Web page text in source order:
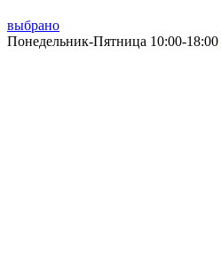
выбрано
Понедельник-Пятница 10:00-18:00